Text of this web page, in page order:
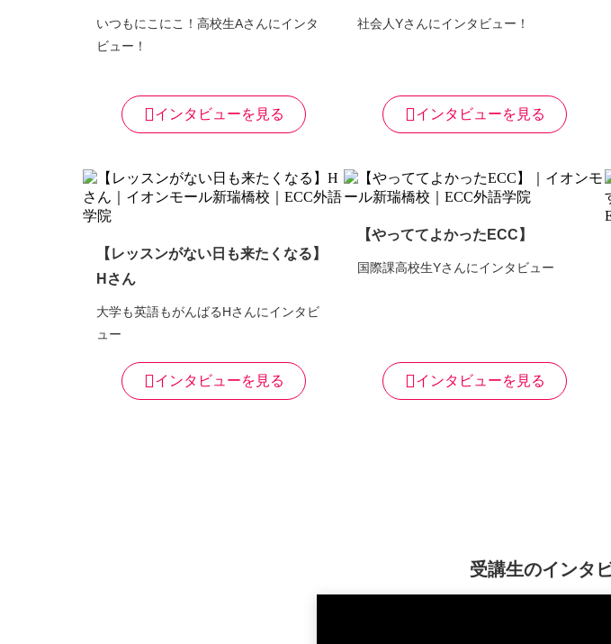
いつもにこにこ！高校生Aさんにインタ
ビュー！
インタビューを見る
社会人Yさんにインタビュー！
インタビューを見る
【レッスンがない日も来たくなる】
Hさん
大学も英語もがんばるHさんにインタビ
ュー
インタビューを見る
【やっててよかったECC】
国際課高校生Yさんにインタビュー
インタビューを見る
受講生のインタ